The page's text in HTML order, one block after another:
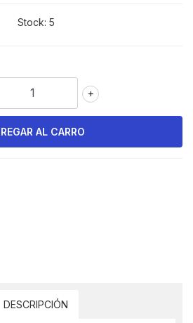
Stock: 5
+
DESCRIPCIÓN